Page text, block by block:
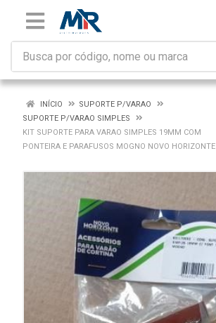
INÍCIO
SUPORTE P/VARAO
SUPORTE P/VARAO SIMPLES
KIT SUPORTE PARA VARAO SIMPLES 19MM COM
PONTEIRA E PARAFUSOS MOGNO NOVO HORIZONTE